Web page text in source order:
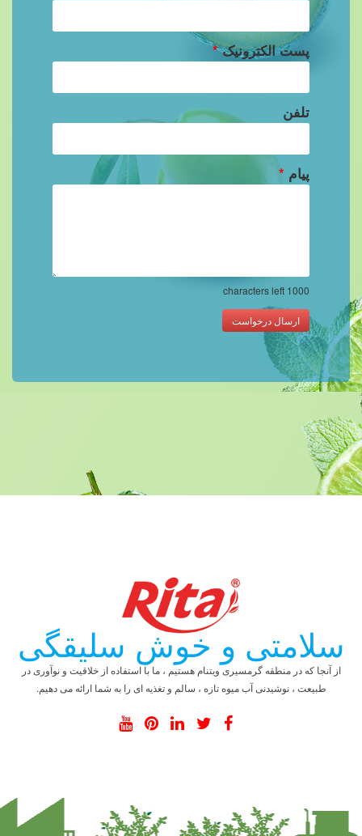
پست الکترونیک*
تلفن
پیام *
1000
ارسال درخواست
سلامتی و خوش سلیقگی
از آنجا که در منطقه گرمسیری ویتنام هستیم ، ما با استفاده از خلاقیت و نوآوری در
طبیعت ، نوشیدنی آب میوه تازه ، سالم و تغذیه ای را به شما ارائه می دهیم.